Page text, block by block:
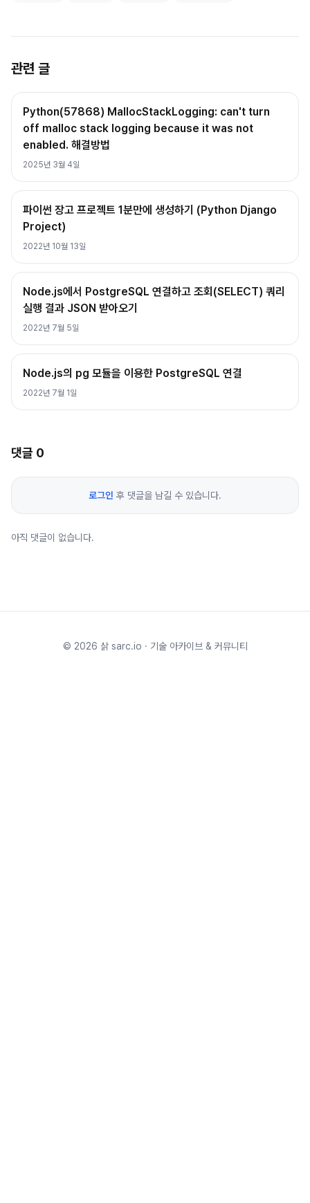
관련 글
Python(57868) MallocStackLogging: can't turn
off malloc stack logging because it was not
enabled. 해결방법
2025년 3월 4일
파이썬 장고 프로젝트 1분만에 생성하기 (Python Django
Project)
2022년 10월 13일
Node.js에서 PostgreSQL 연결하고 조회(SELECT) 쿼리
실행 결과 JSON 받아오기
2022년 7월 5일
Node.js의 pg 모듈을 이용한 PostgreSQL 연결
2022년 7월 1일
댓글 0
로그인 후 댓글을 남길 수 있습니다.
아직 댓글이 없습니다.
© 2026 삵 sarc.io · 기술 아카이브 & 커뮤니티